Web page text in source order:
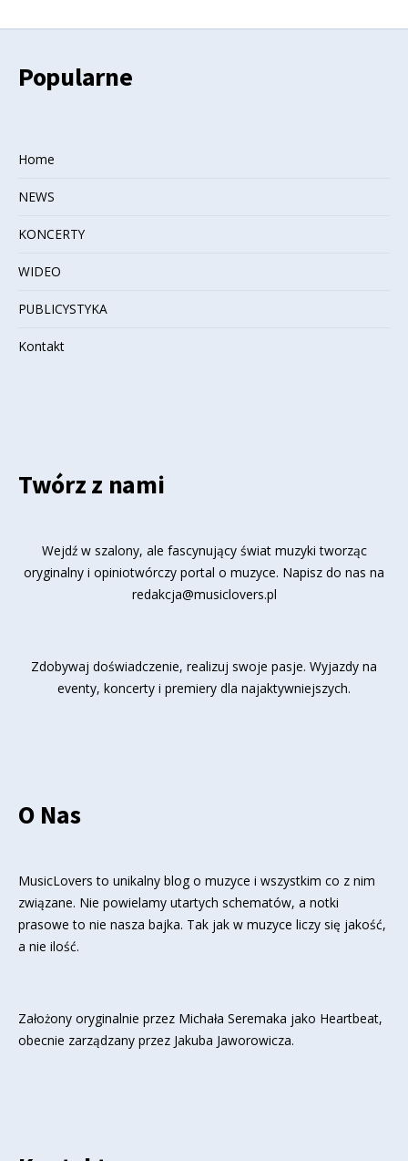
Popularne
Home
NEWS
KONCERTY
WIDEO
PUBLICYSTYKA
Kontakt
Twórz z nami
Wejdź w szalony, ale fascynujący świat muzyki tworząc
oryginalny i opiniotwórczy portal o muzyce. Napisz do nas na
redakcja@musiclovers.pl
Zdobywaj doświadczenie, realizuj swoje pasje. Wyjazdy na
eventy, koncerty i premiery dla najaktywniejszych.
O Nas
MusicLovers to unikalny blog o muzyce i wszystkim co z nim
związane. Nie powielamy utartych schematów, a notki
prasowe to nie nasza bajka. Tak jak w muzyce liczy się jakość,
a nie ilość.
Założony oryginalnie przez Michała Seremaka jako Heartbeat,
obecnie zarządzany przez Jakuba Jaworowicza.